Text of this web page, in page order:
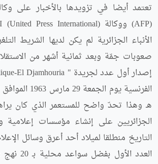
تعتمد أيضا في تزويدها بالأخبار على
الأنباء الجزائرية لم يكن لديها الشريط
صعوبات جمّة وبعد ثمانية أشهر من
هـ وهذا تحدّ واضح للمستعمر الذي كان
الجزائريين على إنشاء مؤسسات
التاريخ منطلقا لميلاد أحد أعرق وسائل
العدد